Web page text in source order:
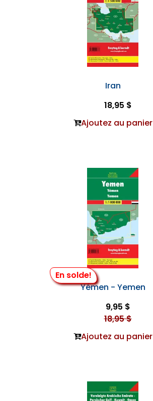
Iran
18,95 $
Ajoutez au panier
En solde!
Yémen - Yemen
9,95 $
18,95 $
Ajoutez au panier